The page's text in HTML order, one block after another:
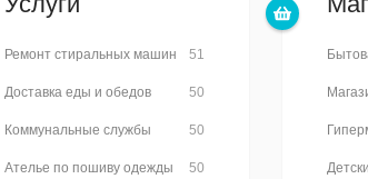
51
Ремонт стиральных машин
50
Доставка еды и обедов
50
Коммунальные службы
50
Ателье по пошиву одежды